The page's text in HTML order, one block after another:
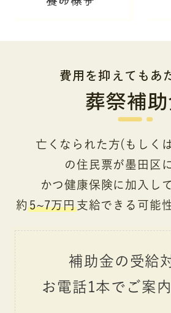
費用を抑えてもあ
葬祭補
亡くなられた方(もしく
の住民票が墨田区
かつ健康保険に加入し
約 5~7万円支給できる可能
補助金の受給
お電話1本でご案